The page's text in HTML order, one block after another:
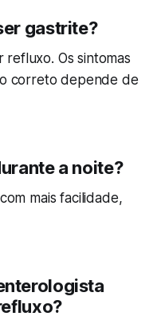
gastrite?
refluxo. Os sintomas
correto depende de
a noite?
mais facilidade,